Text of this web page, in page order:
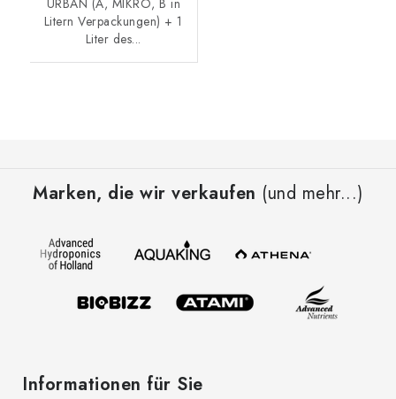
URBAN (A, MIKRO, B in
Litern Verpackungen) + 1
Liter des...
Marken, die wir verkaufen (und mehr...)
Informationen für Sie